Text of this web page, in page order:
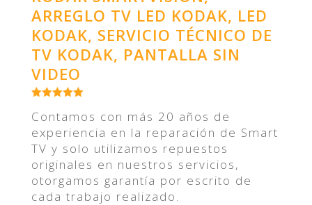
ARREGLO TV LED KODAK, LED
KODAK, SERVICIO TÉCNICO DE
TV KODAK, PANTALLA SIN
VIDEO
Contamos con más 20 años de
experiencia en la reparación de Smart
TV y solo utilizamos repuestos
originales en nuestros servicios,
otorgamos garantía por escrito de
cada trabajo realizado.